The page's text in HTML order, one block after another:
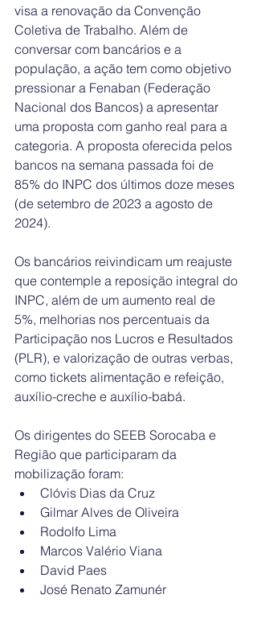
visa a renovação da Convenção
Coletiva de Trabalho. Além de
conversar com bancários e a
população, a ação tem como objetivo
pressionar a Fenaban (Federação
Nacional dos Bancos) a apresentar
uma proposta com ganho real para a
categoria. A proposta oferecida pelos
bancos na semana passada foi de
85% do INPC dos últimos doze meses
(de setembro de 2023 a agosto de
2024).
Os bancários reivindicam um reajuste
que contemple a reposição integral do
INPC, além de um aumento real de
5%, melhorias nos percentuais da
Participação nos Lucros e Resultados
(PLR), e valorização de outras verbas,
como tickets alimentação e refeição,
auxílio-creche e auxílio-babá.
Os dirigentes do SEEB Sorocaba e
Região que participaram da
mobilização foram:
Clóvis Dias da Cruz
Gilmar Alves de Oliveira
Rodolfo Lima
Marcos Valério Viana
David Paes
José Renato Zamunér